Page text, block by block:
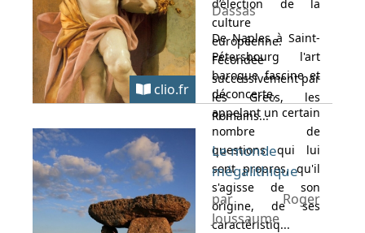
d’élection de la
culture
européenne.
Fécondée
successivement par
les Grecs, les
Romains...
clio.fr
Dassas
De Naples à Saint-
Pétersbourg l'art
baroque fascine et
déconcerte,
appelant un certain
nombre de
questions qui lui
sont propres, qu'il
s'agisse de son
origine, de ses
caractéristiq...
Le monde
mégalithique
par Roger
Joussaume